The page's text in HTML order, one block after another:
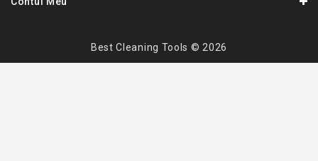
Best Cleaning Tools © 2026